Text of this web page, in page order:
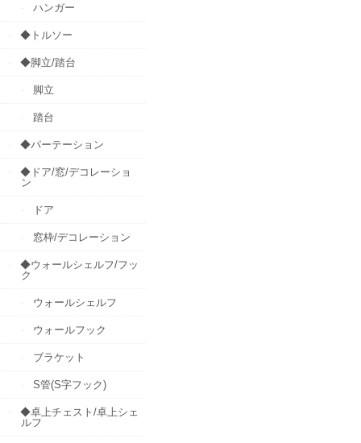
ハンガー
◆トルソー
◆脚立/踏台
脚立
踏台
◆パーテーション
◆ドア/窓/デコレーショ
ン
ドア
窓枠/デコレーション
◆ウォールシェルフ/フッ
ク
ウォールシェルフ
ウォールフック
ブラケット
S管(S字フック)
◆卓上チェスト/卓上シェ
ルフ